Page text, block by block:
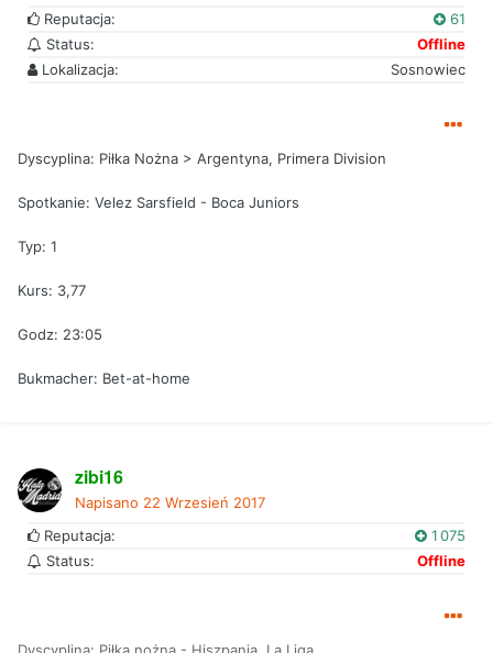
Reputacja:
61
Status:
Offline
Lokalizacja:
Sosnowiec
Dyscyplina: Piłka Nożna > Argentyna, Primera Division
Spotkanie: Velez Sarsfield - Boca Juniors
Typ: 1
Kurs: 3,77
Godz: 23:05
Bukmacher: Bet-at-home
zibi16
Napisano 22 Wrzesień 2017
Reputacja:
1 075
Status:
Offline